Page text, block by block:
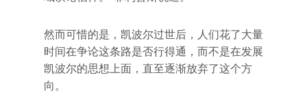
然而可惜的是，凯波尔过世后，人们花了大量
时间在争论这条路是否行得通，而不是在发展
凯波尔的思想上面，直至逐渐放弃了这个方
向。